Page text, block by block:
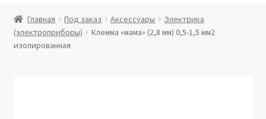
Витрина
Главная Под заказ Аксессуары
Электрика
(электроприборы)
Клемма «мама» (2,8 мм) 0,5-1,5 мм2
изолированная